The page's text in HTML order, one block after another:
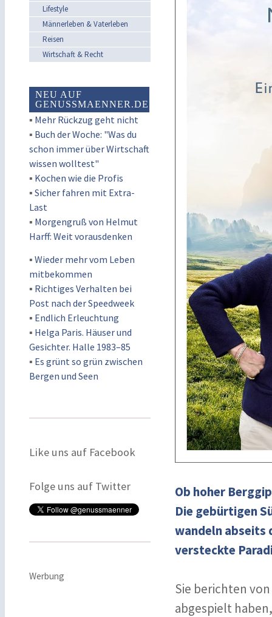
Lifestyle
Männerleben & Vaterleben
Reisen
Wirtschaft & Recht
NEU AUF
GENUSSMAENNER.DE
▪ Mehr Rückzug geht nicht
▪ Buch der Woche: "Was du
schon immer über Wirtschaft
wissen wolltest"
▪ Kochen wie die Profis
▪ Sicher fahren mit Extra-
Last
▪ Morgengruß von Helmut
Harff: Weit vorausdenken
▪ Wieder mehr vom Leben
mitbekommen
▪ Richtiges Verhalten bei
Post nach der Speedweek
▪ Endlich Erleuchtung
▪ Helga Paris. Häuser und
Gesichter. Halle 1983–85
▪ Es grünt so grün zwischen
Bergen und Seen
Like uns auf Facebook
Folge uns auf Twitter
Werbung
Ob hoher
Die gebürtigen
wandeln abseits
versteckte
Sie berichten
abgespielt